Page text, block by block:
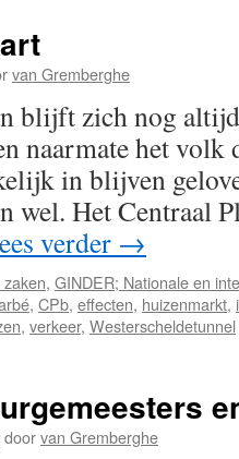
van Gremberghe
blijft zich nog
naarmate het volk
in blijven
wel. Het Centraal
verder →
, GINDER; Nationale en
, CPb, effecten, huizenmarkt,
, verkeer, Westerscheldetunnel
doorvan Gremberghe